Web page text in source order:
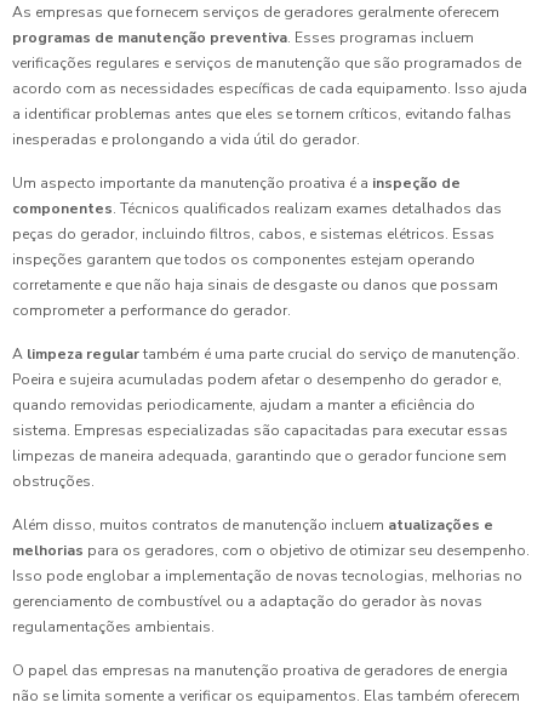
As empresas que fornecem serviços de geradores geralmente oferecem
programas de manutenção preventiva. Esses programas incluem
verificações regulares e serviços de manutenção que são programados de
acordo com as necessidades específicas de cada equipamento. Isso ajuda
a identificar problemas antes que eles se tornem críticos, evitando falhas
inesperadas e prolongando a vida útil do gerador.
Um aspecto importante da manutenção proativa é a inspeção de
componentes. Técnicos qualificados realizam exames detalhados das
peças do gerador, incluindo filtros, cabos, e sistemas elétricos. Essas
inspeções garantem que todos os componentes estejam operando
corretamente e que não haja sinais de desgaste ou danos que possam
comprometer a performance do gerador.
A limpeza regulartambém é uma parte crucial do serviço de manutenção.
Poeira e sujeira acumuladas podem afetar o desempenho do gerador e,
quando removidas periodicamente, ajudam a manter a eficiência do
sistema. Empresas especializadas são capacitadas para executar essas
limpezas de maneira adequada, garantindo que o gerador funcione sem
obstruções.
Além disso, muitos contratos de manutenção incluem atualizações e
melhorias para os geradores, com o objetivo de otimizar seu desempenho.
Isso pode englobar a implementação de novas tecnologias, melhorias no
gerenciamento de combustível ou a adaptação do gerador às novas
regulamentações ambientais.
O papel das empresas na manutenção proativa de geradores de energia
não se limita somente a verificar os equipamentos. Elas também oferecem